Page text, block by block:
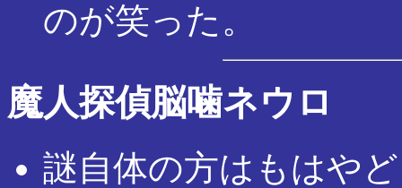
のが笑った。
魔人探偵脳噛ネウロ
謎自体の方はもはや